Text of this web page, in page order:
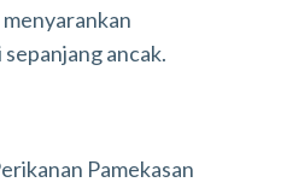
ancak.
Pamekasan